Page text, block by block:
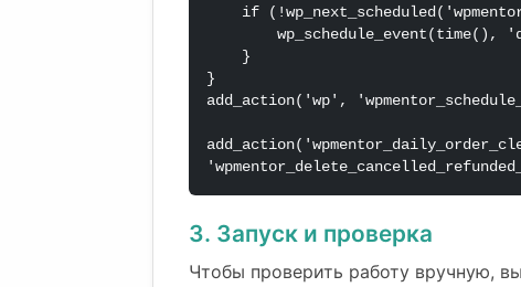
}
add_action('wp',
3. Запуск и проверка
Чтобы проверить работу вручную,